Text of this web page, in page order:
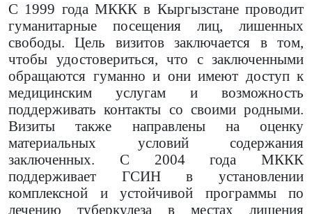
С 1999 года МККК в Кыргызстане проводит
гуманитарные посещения лиц, лишенных
свободы. Цель визитов заключается в том,
чтобы удостовериться, что с заключенными
обращаются гуманно и они имеют доступ к
медицинским услугам и возможность
поддерживать контакты со своими родными.
Визиты также направлены на оценку
материальных условий содержания
заключенных. С 2004 года МККК
поддерживает ГСИН в установлении
комплексной и устойчивой программы по
лечению туберкулеза в местах лишения